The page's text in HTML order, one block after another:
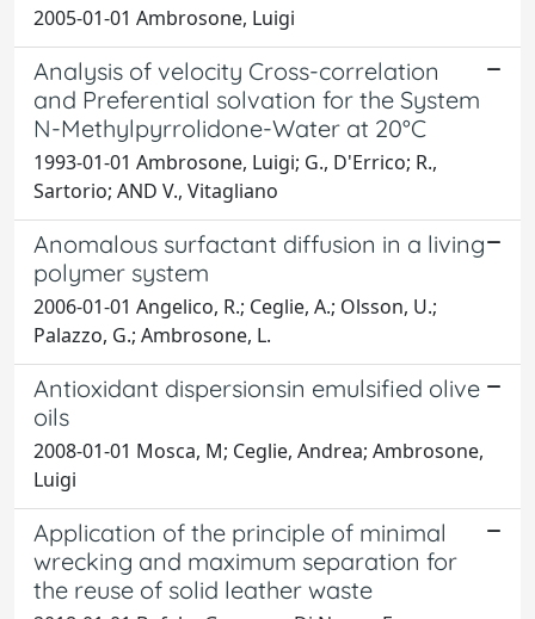
2005-01-01 Ambrosone, Luigi
Analysis of velocity Cross-correlation
and Preferential solvation for the System
N-Methylpyrrolidone-Water at 20°C
1993-01-01 Ambrosone, Luigi; G., D'Errico; R.,
Sartorio; AND V., Vitagliano
Anomalous surfactant diffusion in a living
polymer system
2006-01-01 Angelico, R.; Ceglie, A.; Olsson, U.;
Palazzo, G.; Ambrosone, L.
Antioxidant dispersionsin emulsified olive
oils
2008-01-01 Mosca, M; Ceglie, Andrea; Ambrosone,
Luigi
Application of the principle of minimal
wrecking and maximum separation for
the reuse of solid leather waste